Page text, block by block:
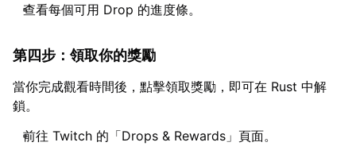
查看每個可用 Drop 的進度條。
第四步：領取你的獎勵
當你完成觀看時間後，點擊領取獎勵，即可在 Rust 中解
鎖。
前往 Twitch 的「Drops & Rewards」頁面。